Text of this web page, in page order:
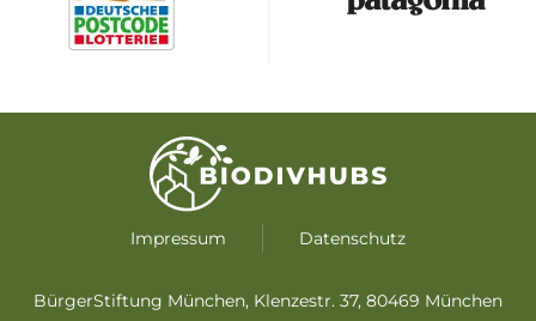
Impressum Datenschutz
BürgerStiftung München, Klenzestr. 37, 80469 München